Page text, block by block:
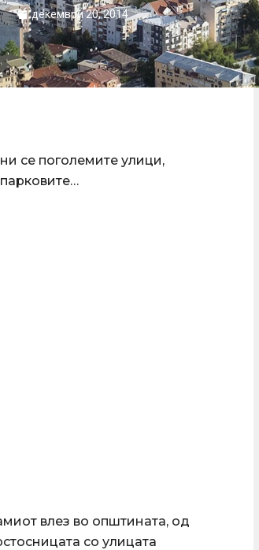
декември 20, 2014
се поголемите улици,
влез во општината, од
со улицата